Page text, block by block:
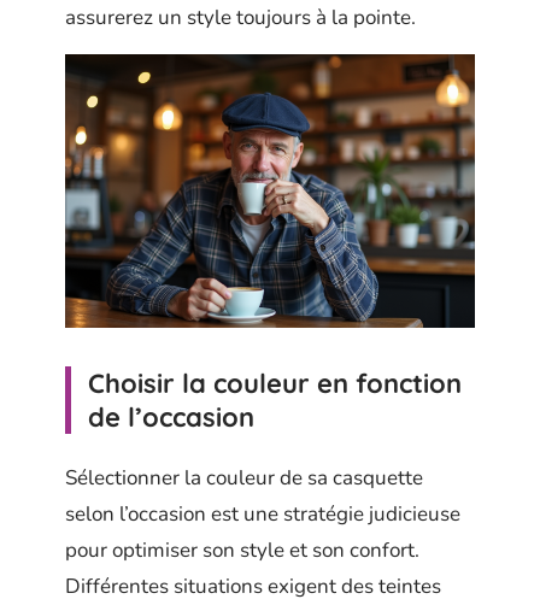
assurerez un style toujours à la pointe.
Choisir la couleur en fonction
de l’occasion
Sélectionner la couleur de sa casquette
selon l’occasion est une stratégie judicieuse
pour optimiser son style et son confort.
Différentes situations exigent des teintes